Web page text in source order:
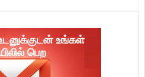
உங்கள்
பெற